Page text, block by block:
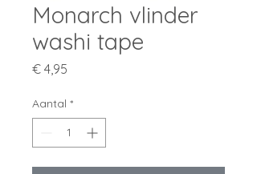
Monarch vlinder
washi tape
€ 4,95
Aantal *